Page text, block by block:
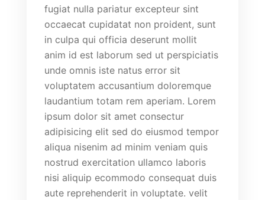
fugiat nulla pariatur excepteur sint
occaecat cupidatat non proident, sunt
in culpa qui officia deserunt mollit
anim id est laborum sed ut perspiciatis
unde omnis iste natus error sit
voluptatem accusantium doloremque
laudantium totam rem aperiam. Lorem
ipsum dolor sit amet consectur
adipisicing elit sed do eiusmod tempor
aliqua nisenim ad minim veniam quis
nostrud exercitation ullamco laboris
nisi aliquip ecommodo consequat duis
aute reprehenderit in voluptate. velit